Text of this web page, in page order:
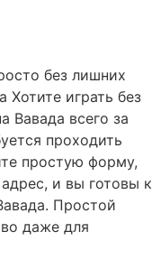
без лишних
Хотите играть без
Вавада всего за
проходить
простую форму,
и вы готовы к
Простой
даже для